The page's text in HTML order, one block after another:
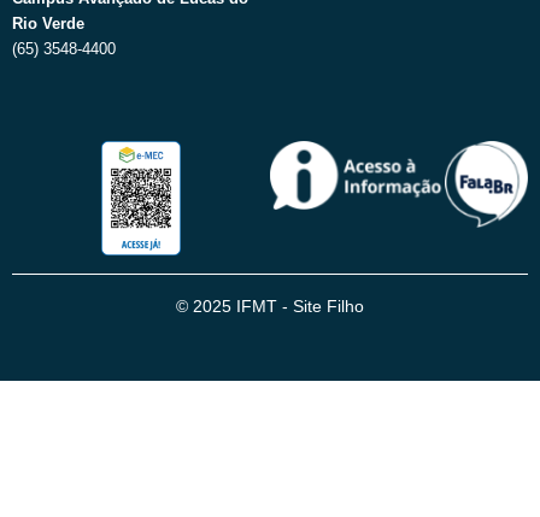
Rio Verde
(65) 3548-4400
© 2025 IFMT - Site Filho